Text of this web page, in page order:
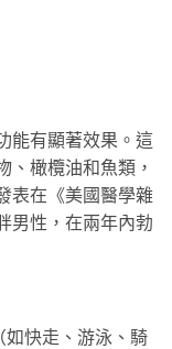
能有顯著效果。這
、橄欖油和魚類，
表在《美國醫學雜
男性，在兩年內勃
快走、游泳、騎